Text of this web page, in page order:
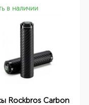
в наличии
Rockbros Carbon